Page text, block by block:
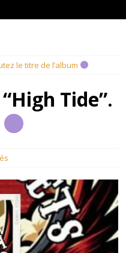
le titre de l’album
Tide”.